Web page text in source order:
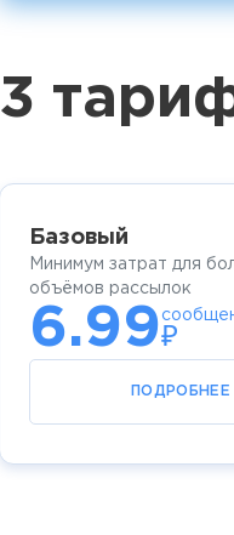
3
Базовый
Минимум затрат для
объёмов рассылок
6.99₽
ПОДРОБНЕЕ